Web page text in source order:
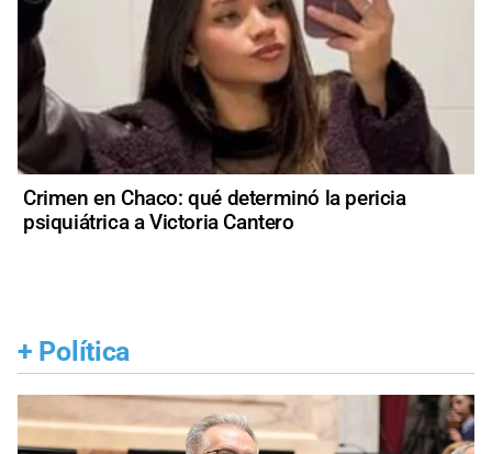
Crimen en Chaco: qué determinó la pericia
psiquiátrica a Victoria Cantero
+ Política